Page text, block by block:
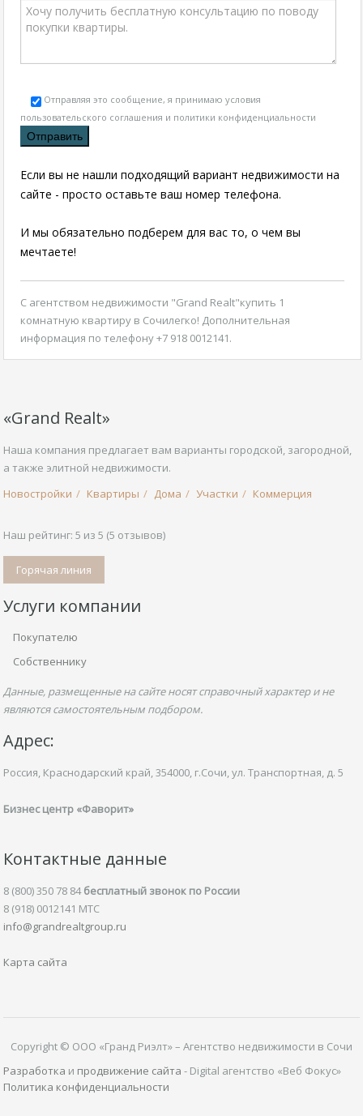
Отправляя это сообщение, я принимаю условия
пользовательского соглашения и политики конфиденциальности
Если вы не нашли подходящий вариант недвижимости на
сайте - просто оставьте ваш номер телефона.
И мы обязательно подберем для вас то, о чем вы
мечтаете!
С агентством недвижимости "Grand Realt"купить 1
комнатную квартиру в Сочилегко! Дополнительная
информация по телефону +7 918 0012141.
«Grand Realt»
Наша компания предлагает вам варианты городской, загородной,
а также элитной недвижимости.
Новостройки
Квартиры Дома Участки Коммерция
Наш рейтинг: 5 из 5 (5 отзывов)
Горячая линия
Услуги компании
Покупателю
Собственнику
Данные, размещенные на сайте носят справочный характер и не
являются самостоятельным подбором.
Адрес:
Россия, Краснодарский край,354000, г.Сочи, ул. Транспортная, д. 5
Бизнес центр «Фаворит»
Контактные данные
8 (800) 350 78 84бесплатный звонок по России
8 (918) 0012141 MTC
info@grandrealtgroup.ru
Карта сайта
Copyright © ООО «Гранд Риэлт» – Агентство недвижимости в Сочи
Разработка и продвижение сайта - Digital агентство «Веб Фокус»
Политика конфиденциальности